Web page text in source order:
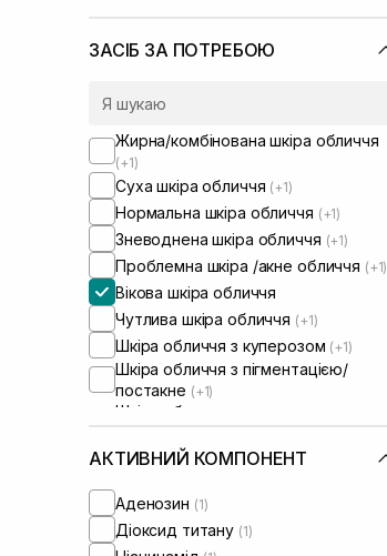
ЗАСІБ ЗА ПОТРЕБОЮ
Жирна/комбінована шкіра обличчя
(+1)
Суха шкіра обличчя (+1)
Нормальна шкіра обличчя (+1)
Зневоднена шкіра обличчя (+1)
Проблемна шкіра /акне обличчя (+1)
Вікова шкіра обличчя
Чутлива шкіра обличчя (+1)
Шкіра обличчя з куперозом (+1)
Шкіра обличчя з пігментацією/
постакне (+1)
Шкіра обличчя з розширеними
порами
Шкіра обличчя з порушеним
Шкіра обличчя з порушеним
мікробіомом
АКТИВНИЙ КОМПОНЕНТ
Аденозин (1)
Діоксид титану (1)